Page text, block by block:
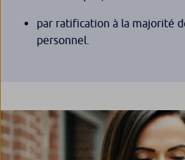
par ratification à la majorité
personnel.